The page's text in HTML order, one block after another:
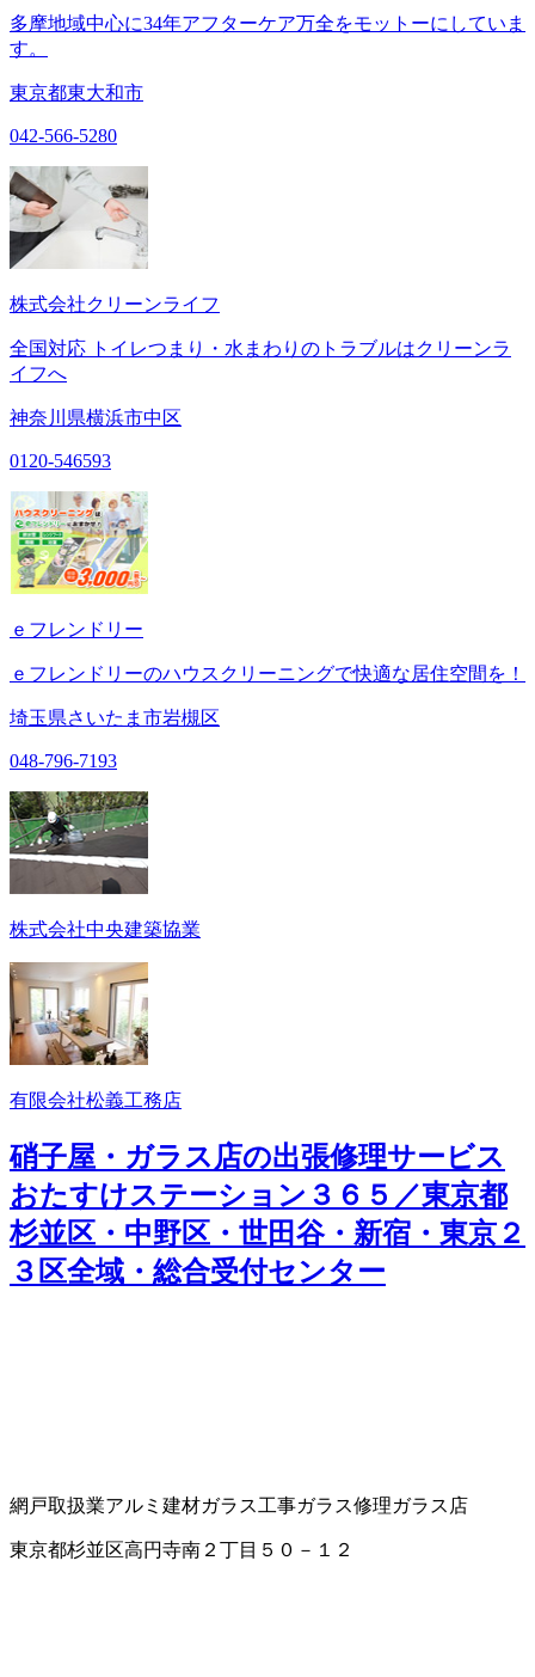
多摩地域中心に34年アフターケア万全をモットーにしていま
す。
東京都東大和市
042-566-5280
株式会社クリーンライフ
全国対応 トイレつまり・水まわりのトラブルはクリーンラ
イフへ
神奈川県横浜市中区
0120-546593
ｅフレンドリー
ｅフレンドリーのハウスクリーニングで快適な居住空間を！
埼玉県さいたま市岩槻区
048-796-7193
株式会社中央建築協業
有限会社松義工務店
硝子屋・ガラス店の出張修理サービス
おたすけステーション３６５／東京都
杉並区・中野区・世田谷・新宿・東京２
３区全域・総合受付センター
網戸取扱業アルミ建材ガラス工事ガラス修理ガラス店
東京都杉並区高円寺南２丁目５０－１２